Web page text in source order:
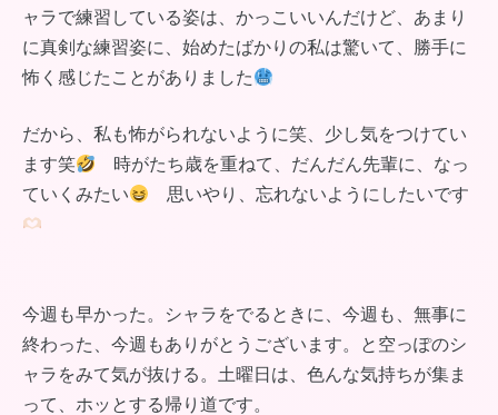
ャラで練習している姿は、かっこいいんだけど、あまり
に真剣な練習姿に、始めたばかりの私は驚いて、勝手に
怖く感じたことがありました
だから、私も怖がられないように笑、少し気をつけてい
ます笑
時がたち歳を重ねて、だんだん先輩に、なっ
ていくみたい
思いやり、忘れないようにしたいです
今週も早かった。シャラをでるときに、今週も、無事に
終わった、今週もありがとうございます。と空っぽのシ
ャラをみて気が抜ける。土曜日は、色んな気持ちが集ま
って、ホッとする帰り道です。